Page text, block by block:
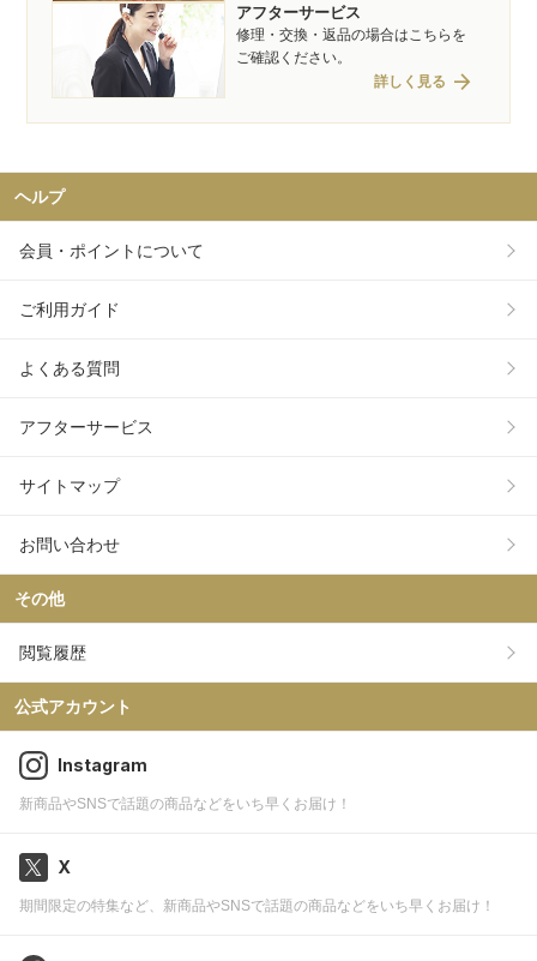
アフターサービス
修理・交換・返品の場合はこちらを
ご確認ください。
詳しく見る arrow_forward
ヘルプ
会員・ポイントについて
ご利用ガイド
よくある質問
アフターサービス
サイトマップ
お問い合わせ
その他
閲覧履歴
公式アカウント
Instagram
新商品やSNSで話題の商品などをいち早くお届け！
X
期間限定の特集など、新商品やSNSで話題の商品などをいち早くお届け！